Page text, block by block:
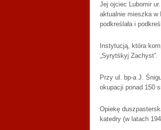
Jej ojciec Lubomir
aktualnie mieszka w
podkreślała i
Instytucją, która
„Syrytśkyj Zachyst”.
Przy ul. bp-a J.
okupacji ponad 150
Opiekę
katedry (w latach